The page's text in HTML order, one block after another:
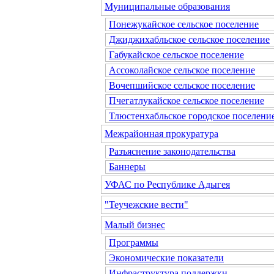
Муниципальные образования
Понежукайское сельское поселение
Джиджихабльское сельское поселение
Габукайское сельское поселение
Ассоколайское сельское поселение
Вочепшийское сельское поселение
Пчегатлукайское сельское поселение
Тлюстенхабльское городское
Межрайонная прокуратура
Разъяснение законодательства
Баннеры
УФАС по Республике Адыгея
"Теучежские вести"
Малый бизнес
Программы
Экономические показатели